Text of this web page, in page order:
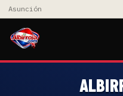
Asunción